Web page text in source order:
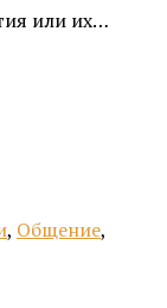
или их…
, Общение,